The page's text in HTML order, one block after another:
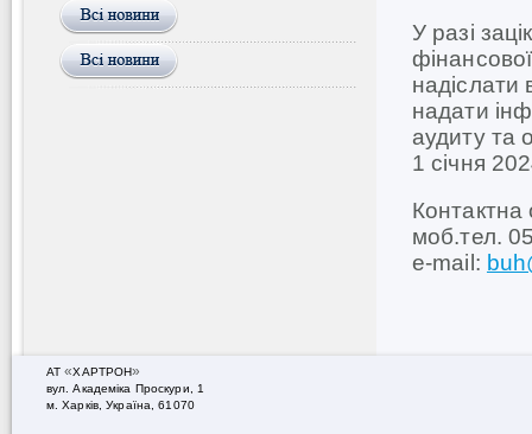
У разі
надіслати
надати
аудиту та
1 січня
моб.тел.
e-mail:
АТ«ХАРТРОН»
вул. Академiка Проскури, 1
м. Харків, Україна, 61070